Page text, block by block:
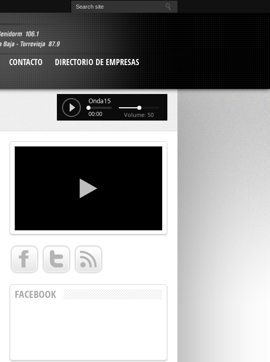
CONTACTO
DIRECTORIO DE EMPRESAS
Onda15
00:00 Volume: 50
FACEBOOK